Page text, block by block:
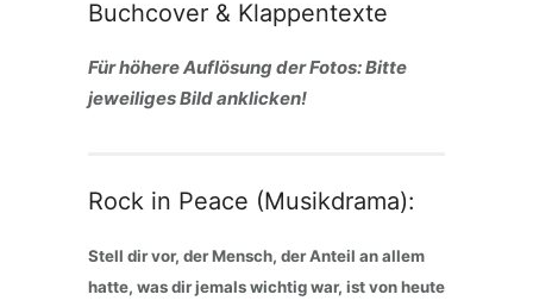
Buchcover & Klappentexte
Für höhere Auflösung der Fotos: Bitte
jeweiliges Bild anklicken!
Rock in Peace (Musikdrama):
Stell dir vor, der Mensch, der Anteil an allem
hatte, was dir jemals wichtig war, ist von heute